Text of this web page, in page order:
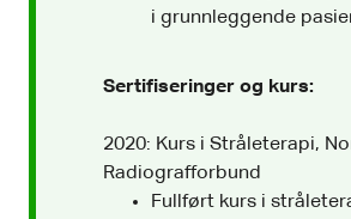
i grunnleggende
Sertifiseringer og kurs:
2020: Kurs i Stråleterapi,
Radiografforbund
Fullført kurs i